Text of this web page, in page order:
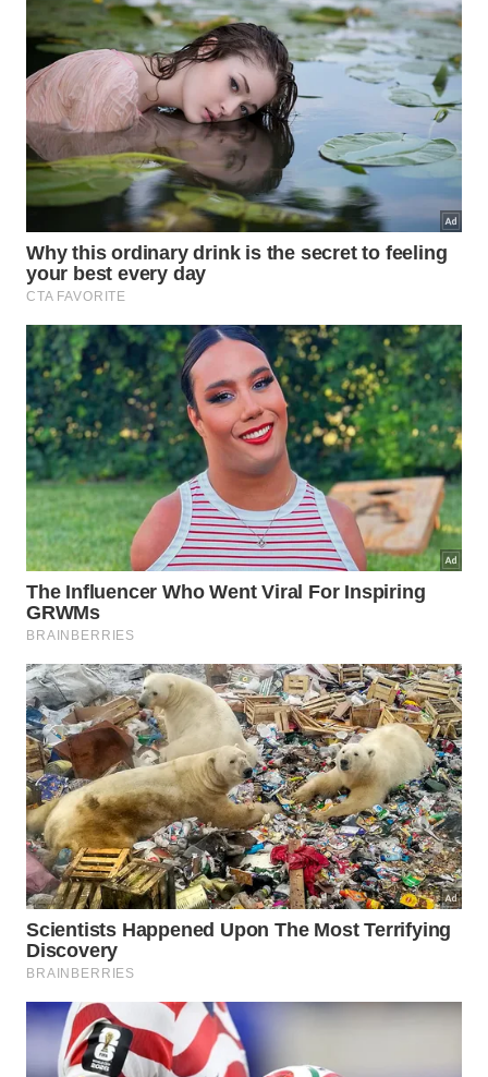
quem precisa iniciar a subida. O acúmulo excessivo
de obrigações gera uma estagnação que impede o
primeiro movimento necessário. Concentrar as
energias no passo inicial descomplica a jornada e
promove umritmosaudável dedesenvolvimento.
A sabedoria prática consiste em aceitar os limites
individuais e trabalhar dentro das possibilidades
reais. Negligenciar a base estrutural fragiliza os
resultados futuros e provoca desistências precoces
em qualquer projeto. Construir hábitos sólidos exige
paciência constante para colher frutos maduros e
altamentegratificantes nofuturo.
A consolidação desse método milenar baseia-se em
pilares fundamentais estabelecidos para guiar a
nossa conduta diária:
Redução do escopo das atividades diárias;
Foco absoluto no momento presente;
Eliminação de cobranças irreais de produtividade.